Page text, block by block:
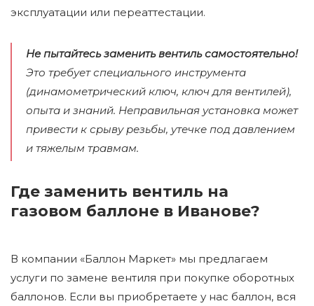
эксплуатации или переаттестации.
Не пытайтесь заменить вентиль самостоятельно!
Это требует специального инструмента
(динамометрический ключ, ключ для вентилей),
опыта и знаний. Неправильная установка может
привести к срыву резьбы, утечке под давлением
и тяжелым травмам.
Где заменить вентиль на
газовом баллоне в Иванове?
В компании «Баллон Маркет» мы предлагаем
услуги по замене вентиля при покупке оборотных
баллонов. Если вы приобретаете у нас баллон, вся